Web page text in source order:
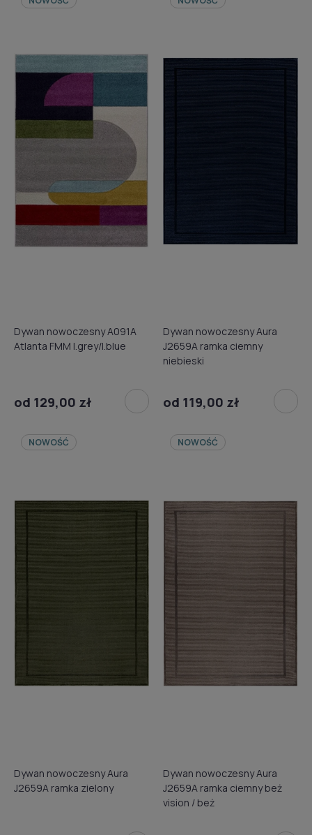
Dywan nowoczesny A091A
Atlanta FMM l.grey/l.blue
od 129,00 zł
Dywan nowoczesny Aura
J2659A ramka ciemny
niebieski
od 119,00 zł
Dywan nowoczesny Aura
J2659A ramka zielony
NOWOŚĆ
Dywan nowoczesny Aura
J2659A ramka ciemny beż
vision / beż
NOWOŚĆ